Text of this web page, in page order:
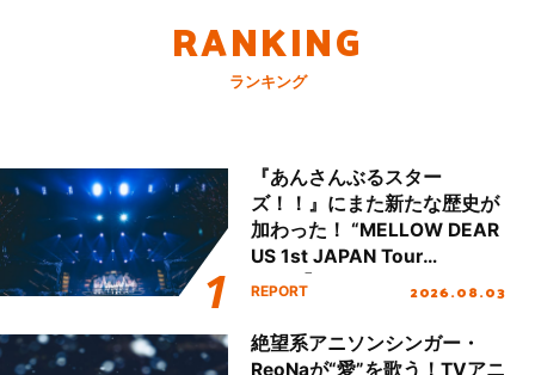
RANKING
ランキング
『あんさんぶるスター
ズ！！』にまた新たな歴史が
加わった！ “MELLOW DEAR
US 1st JAPAN Tour
Final「NICE to meet YOU
ート!!
REPORT 2026.08.03
絶望系アニソンシンガー・
ReoNaが“愛”を歌う！TVアニ